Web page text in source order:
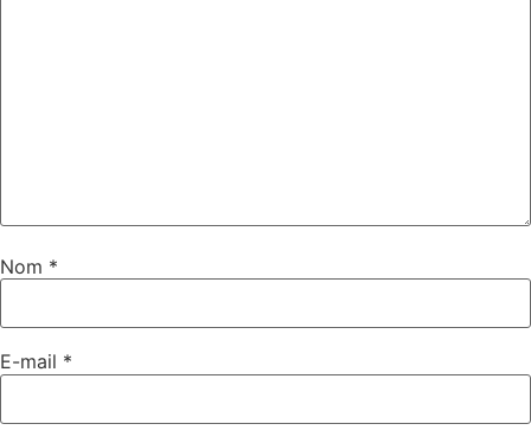
Nom *
E-mail *